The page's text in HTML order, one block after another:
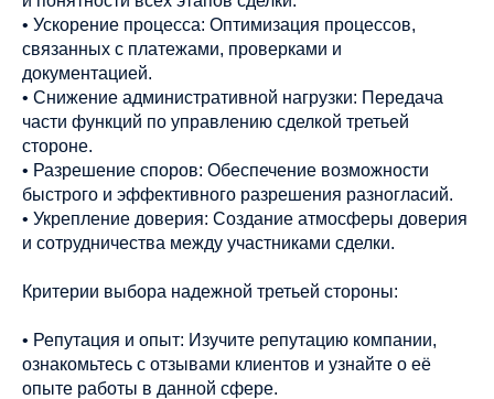
• Ускорение процесса: Оптимизация процессов,
связанных с платежами, проверками и
документацией.
• Снижение административной нагрузки: Передача
части функций по управлению сделкой третьей
стороне.
• Разрешение споров: Обеспечение возможности
быстрого и эффективного разрешения разногласий.
• Укрепление доверия: Создание атмосферы доверия
и сотрудничества между участниками сделки.
Критерии выбора надежной третьей стороны:
• Репутация и опыт: Изучите репутацию компании,
ознакомьтесь с отзывами клиентов и узнайте о её
опыте работы в данной сфере.